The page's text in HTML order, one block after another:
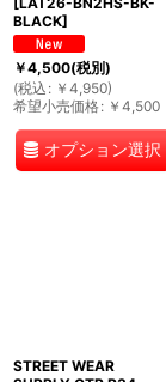
BLACK]
￥4,500(税別)
(税込 : ￥ 4,950)
希望小売価格: ￥ 4,500
オプション選択
STREET WEAR